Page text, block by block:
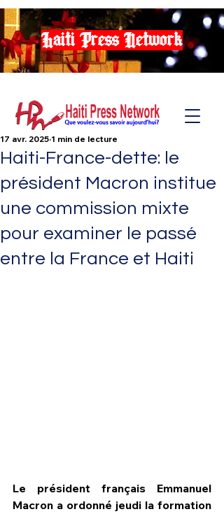
Haiti Press Network
Haiti-France-dette: le
président Macron institue
une commission mixte
pour examiner le passé
entre la France et Haiti
17 avr. 2025 1 min de lecture
Le président français Emmanuel
Macron a ordonné jeudi la formation